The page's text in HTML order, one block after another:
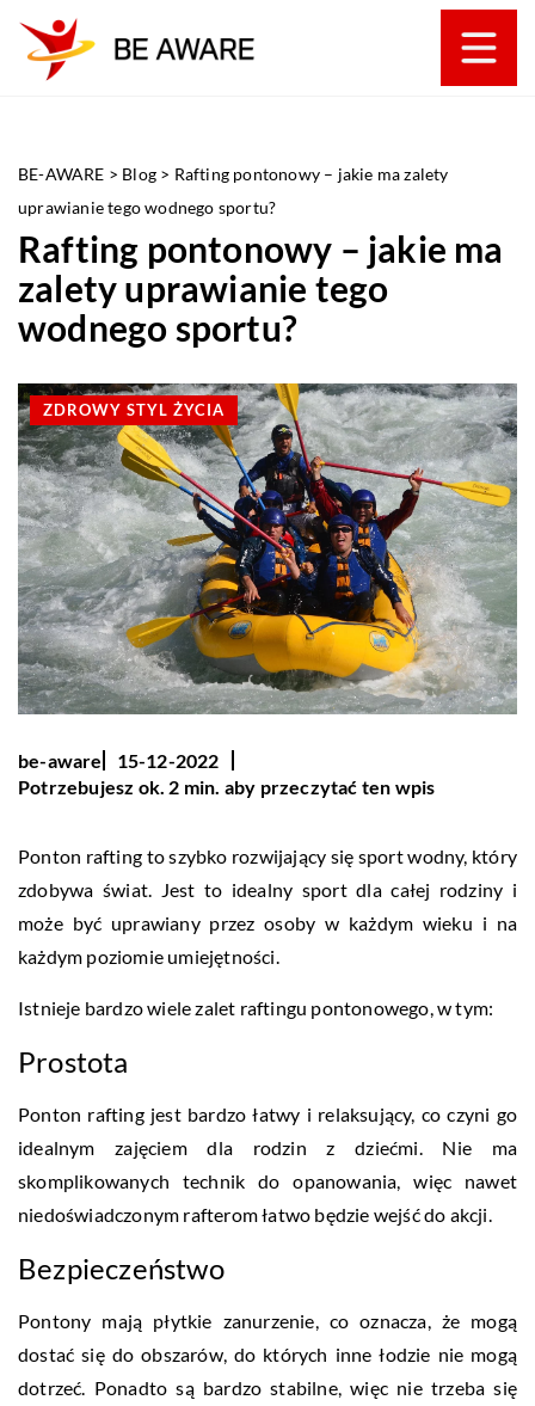
BE-AWARE > Blog > Rafting pontonowy – jakie ma zalety
uprawianie tego wodnego sportu?
Rafting pontonowy – jakie ma
zalety uprawianie tego
wodnego sportu?
ZDROWY STYL ŻYCIA
be-aware
15-12-2022
Potrzebujesz ok. 2 min. aby przeczytać ten wpis
Ponton rafting to szybko rozwijający się sport wodny, który
zdobywa świat. Jest to idealny sport dla całej rodziny i
może być uprawiany przez osoby w każdym wieku i na
każdym poziomie umiejętności.
Istnieje bardzo wiele zalet raftingu pontonowego, w tym:
Prostota
Ponton rafting jest bardzo łatwy i relaksujący, co czyni go
idealnym zajęciem dla rodzin z dziećmi. Nie ma
skomplikowanych technik do opanowania, więc nawet
niedoświadczonym rafterom łatwo będzie wejść do akcji.
Bezpieczeństwo
Pontony mają płytkie zanurzenie, co oznacza, że mogą
dostać się do obszarów, do których inne łodzie nie mogą
dotrzeć. Ponadto są bardzo stabilne, więc nie trzeba się